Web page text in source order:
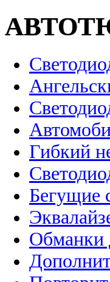
Гибкий
Бегущие
Обманки